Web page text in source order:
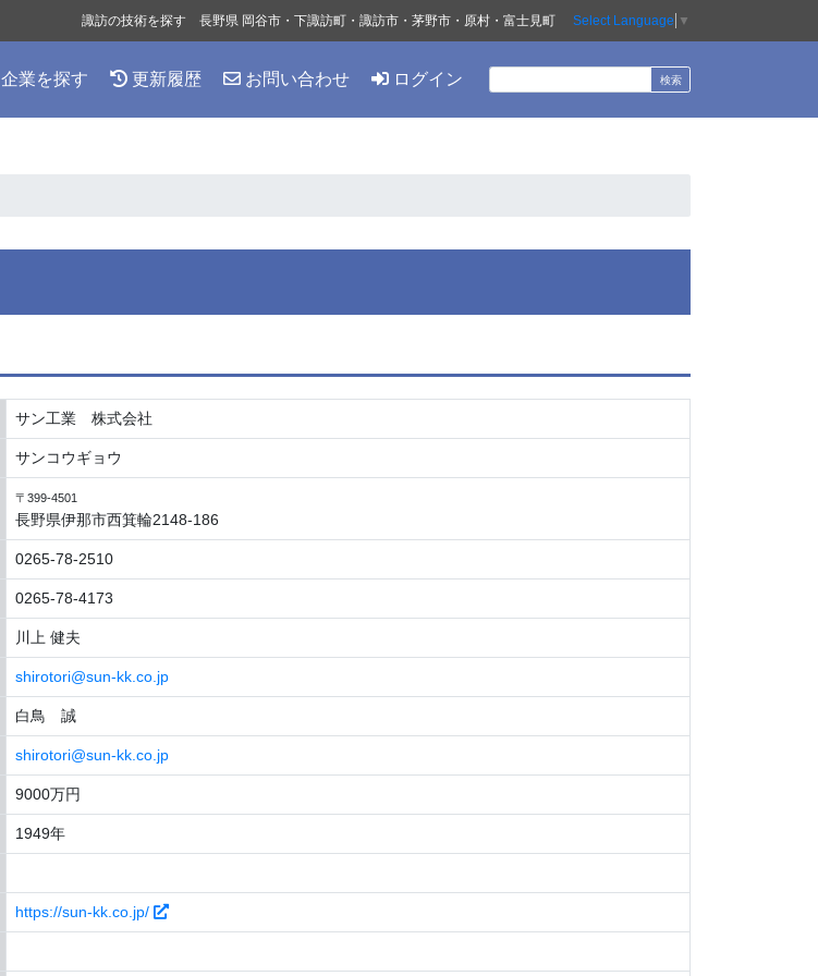
企業を探す 更新履歴 お問い合わせ ログイン
諏訪の技術を探す 長野県 岡谷市・下諏訪町・諏訪市・茅野市・原村・富士見町 Select Language ▼
サン工業 株式会社
サンコウギョウ
〒399-4501
長野県伊那市西箕輪2148-186
0265-78-2510
0265-78-4173
川上 健夫
shirotori@sun-kk.co.jp
白鳥 誠
shirotori@sun-kk.co.jp
9000万円
1949年
https://sun-kk.co.jp/